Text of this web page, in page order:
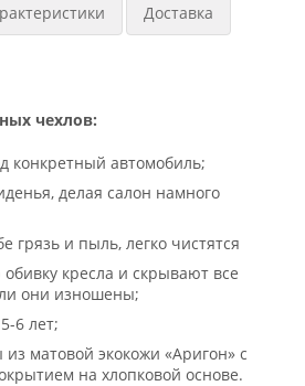
Доставка
чехлов:
конкретный автомобиль;
делая салон намного
грязь и пыль, легко чистятся
кресла и скрывают все
они изношены;
6 лет;
матовой экокожи «Аригон» с
на хлопковой основе.